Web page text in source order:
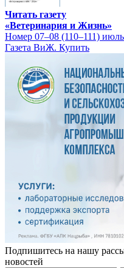
Читать газету
«Ветеринария и Жизнь»
Номер 07–08 (110–111)
Газета ВиЖ. Купить
Подпишитесь на нашу
новостей